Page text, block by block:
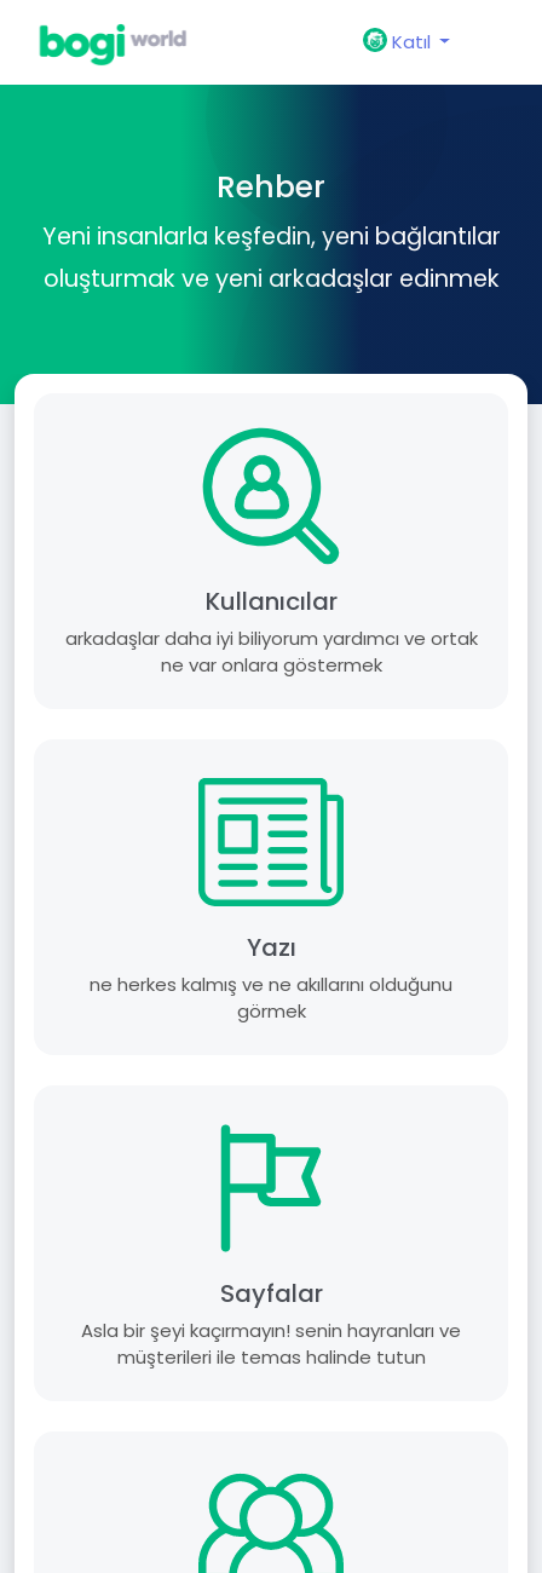
Katıl
Rehber
Yeni insanlarla keşfedin, yeni bağlantılar
oluşturmak ve yeni arkadaşlar edinmek
Kullanıcılar
arkadaşlar daha iyi biliyorum yardımcı ve ortak
ne var onlara göstermek
Yazı
ne herkes kalmış ve ne akıllarını olduğunu
görmek
Sayfalar
Asla bir şeyi kaçırmayın! senin hayranları ve
müşterileri ile temas halinde tutun